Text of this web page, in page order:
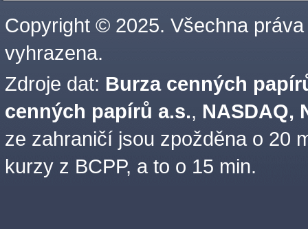
Copyright © 2025. Všechna práva
vyhrazena.
Zdroje dat: Burza cenných
cenných papírů a.s., NASDAQ,
ze zahraničí jsou zpožděna o 20
kurzy z BCPP, a to o 15 min.